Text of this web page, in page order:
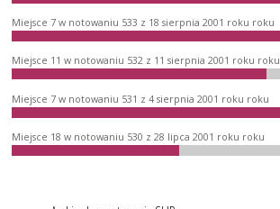
Miejsce 7 w notowaniu 533 z 18 sierpnia 2001 roku roku
Miejsce 11 w notowaniu 532 z 11 sierpnia 2001 roku roku
Miejsce 7 w notowaniu 531 z 4 sierpnia 2001 roku roku
Miejsce 18 w notowaniu 530 z 28 lipca 2001 roku roku